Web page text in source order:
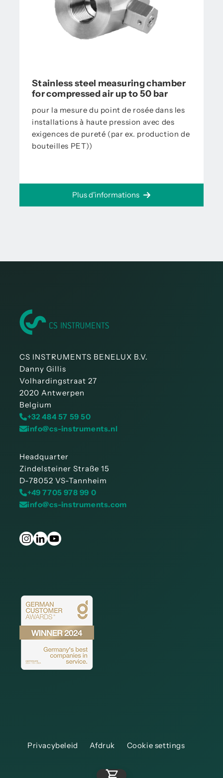
Stainless steel measuring chamber
for compressed air up to 50 bar
pour la mesure du point de rosée dans les
installations à haute pression avec des
exigences de pureté (par ex. production de
bouteilles PET))
Plus d'informations
CS INSTRUMENTS BENELUX B.V.
Danny Gillis
Volhardingstraat 27
2020 Antwerpen
Belgium
+32 484 57 59 50
info@cs-instruments.nl
Headquarter
Zindelsteiner Straße 15
D-78052 VS-Tannheim
+49 7705 978 99 0
info@cs-instruments.com
Privacybeleid Afdruk Cookie settings